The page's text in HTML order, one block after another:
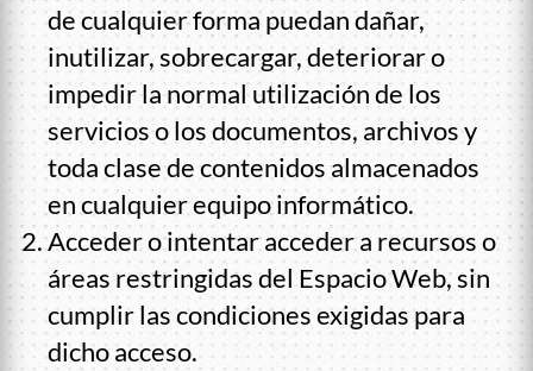
de cualquier forma puedan dañar,
inutilizar, sobrecargar, deteriorar o
impedir la normal utilización de los
servicios o los documentos, archivos y
toda clase de contenidos almacenados
en cualquier equipo informático.
Acceder o intentar acceder a recursos o
áreas restringidas del Espacio Web, sin
cumplir las condiciones exigidas para
dicho acceso.